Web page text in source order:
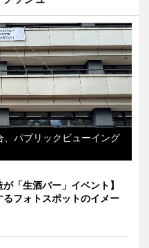
パブリックビューイング
が「生酒バー」イベント】
るフォトスポットのイメー